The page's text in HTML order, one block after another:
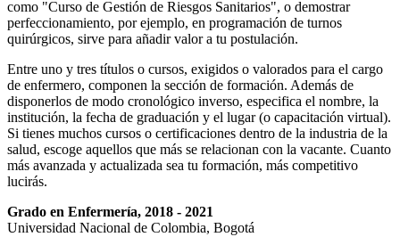
como "Curso de Gestión de Riesgos Sanitarios", o demostrar
perfeccionamiento, por ejemplo, en programación de turnos
quirúrgicos, sirve para añadir valor a tu postulación.
Entre uno y tres títulos o cursos, exigidos o valorados para el cargo
de enfermero, componen la sección de formación. Además de
disponerlos de modo cronológico inverso, especifica el nombre, la
institución, la fecha de graduación y el lugar (o capacitación virtual).
Si tienes muchos cursos o certificaciones dentro de la industria de la
salud, escoge aquellos que más se relacionan con la vacante. Cuanto
más avanzada y actualizada sea tu formación, más competitivo
lucirás.
Grado en Enfermería, 2018 - 2021
Universidad Nacional de Colombia, Bogotá